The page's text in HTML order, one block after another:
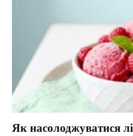
Як насолоджуватися